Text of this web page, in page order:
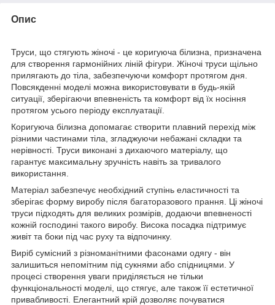
Опис
Труси, що стягують жіночі - це коригуюча білизна, призначена
для створення гармонійних ліній фігури. Жіночі труси щільно
прилягають до тіла, забезпечуючи комфорт протягом дня.
Повсякденні моделі можна використовувати в будь-якій
ситуації, зберігаючи впевненість та комфорт від їх носіння
протягом усього періоду експлуатації.
Коригуюча білизна допомагає створити плавний перехід між
різними частинами тіла, згладжуючи небажані складки та
нерівності. Труси виконані з дихаючого матеріалу, що
гарантує максимальну зручність навіть за тривалого
використання.
Матеріал забезпечує необхідний ступінь еластичності та
зберігає форму виробу після багаторазового прання. Ці жіночі
труси підходять для великих розмірів, додаючи впевненості
кожній господині такого виробу. Висока посадка підтримує
живіт та боки під час руху та відпочинку.
Виріб сумісний з різноманітними фасонами одягу - він
залишиться непомітним під сукнями або спідницями. У
процесі створення уваги приділяється не тільки
функціональності моделі, що стягує, але також її естетичної
привабливості. Елегантний крій дозволяє почуватися